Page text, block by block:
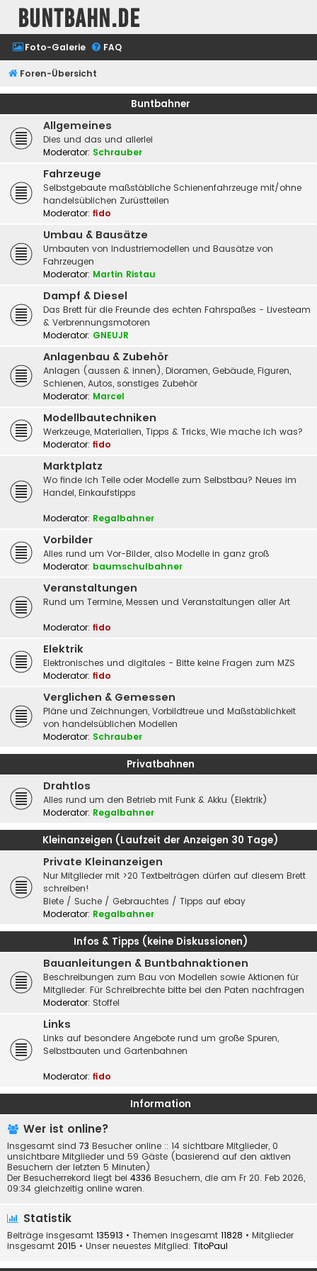
buntbahn.de
Foto-Galerie FAQ
Foren-Übersicht
Buntbahner
Allgemeines
Dies und das und allerlei
Moderator: Schrauber
Fahrzeuge
Selbstgebaute maßstäbliche Schienenfahrzeuge mit/ohne
handelsüblichen Zurüstteilen
Moderator: fido
Umbau & Bausätze
Umbauten von Industriemodellen und Bausätze von
Fahrzeugen
Moderator: Martin Ristau
Dampf & Diesel
Das Brett für die Freunde des echten Fahrspaßes - Livesteam
& Verbrennungsmotoren
Moderator: GNEUJR
Anlagenbau & Zubehör
Anlagen (aussen & innen), Dioramen, Gebäude, Figuren,
Schienen, Autos, sonstiges Zubehör
Moderator: Marcel
Modellbautechniken
Werkzeuge, Materialien, Tipps & Tricks, Wie mache ich was?
Moderator: fido
Marktplatz
Wo finde ich Teile oder Modelle zum Selbstbau? Neues im
Handel, Einkaufstipps
Moderator: Regalbahner
Vorbilder
Alles rund um Vor-Bilder, also Modelle in ganz groß
Moderator: baumschulbahner
Veranstaltungen
Rund um Termine, Messen und Veranstaltungen aller Art
Moderator: fido
Elektrik
Elektronisches und digitales - Bitte keine Fragen zum MZS
Moderator: fido
Verglichen & Gemessen
Pläne und Zeichnungen, Vorbildtreue und Maßstäblichkeit
von handelsüblichen Modellen
Moderator: Schrauber
Privatbahnen
Drahtlos
Alles rund um den Betrieb mit Funk & Akku (Elektrik)
Moderator: Regalbahner
Kleinanzeigen (Laufzeit der Anzeigen 30 Tage)
Private Kleinanzeigen
Nur Mitglieder mit >20 Textbeiträgen dürfen auf diesem Brett
schreiben!
Biete / Suche / Gebrauchtes / Tipps auf ebay
Moderator: Regalbahner
Infos & Tipps (keine Diskussionen)
Bauanleitungen & Buntbahnaktionen
Beschreibungen zum Bau von Modellen sowie Aktionen für
Mitglieder. Für Schreibrechte bitte bei den Paten nachfragen
Moderator: Stoffel
Links
Links auf besondere Angebote rund um große Spuren,
Selbstbauten und Gartenbahnen
Moderator: fido
Information
Wer ist online?
Insgesamt sind 73 Besucher online :: 14 sichtbare Mitglieder, 0
unsichtbare Mitglieder und 59 Gäste (basierend auf den aktiven
Besuchern der letzten 5 Minuten)
Der Besucherrekord liegt bei 4336 Besuchern, die am Fr 20. Feb 2026,
09:34 gleichzeitig online waren.
Statistik
Beiträge insgesamt 135913 • Themen insgesamt 11828 • Mitglieder
insgesamt 2015 • Unser neuestes Mitglied: TitoPaul